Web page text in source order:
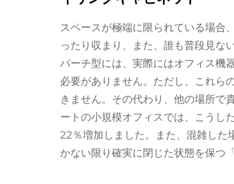
スペースが極端に限られている場合
ったり収まり、また、誰も普段見な
パーチ型には、実際にはオフィス機
必要がありません。ただし、これら
きません。その代わり、他の場所で
ートの小規模オフィスでは、こうし
22％増加しました。また、混雑した
かない限り確実に閉じた状態を保つ